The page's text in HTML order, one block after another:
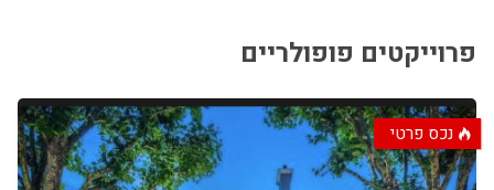
פרוייקטים פופולריים
נכס פרטי$50,000
6.00%